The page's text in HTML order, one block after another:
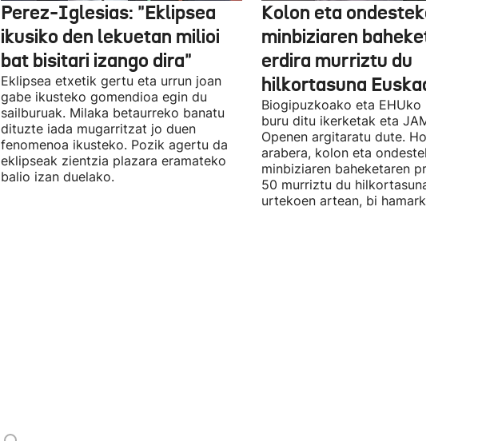
Perez-Iglesias: "Eklipsea
ikusiko den lekuetan milioi
bat bisitari izango dira"
Eklipsea etxetik gertu eta urrun joan
gabe ikusteko gomendioa egin du
sailburuak. Milaka betaurreko banatu
dituzte iada mugarritzat jo duen
fenomenoa ikusteko. Pozik agertu da
eklipseak zientzia plazara eramateko
balio izan duelako.
Kolon eta ondesteko
minbiziaren baheketak
erdira murriztu du
hilkortasuna Euskadin
Biogipuzkoako eta EHUko
buru ditu ikerketak eta JAMA
Openen argitaratu dute. Horren
arabera, kolon eta ondesteko
minbiziaren baheketaren programak
50 murriztu du hilkortasuna 50 eta
urtekoen artean, bi hamarkadatan.